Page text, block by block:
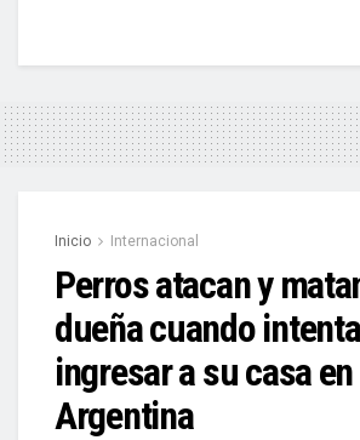
Inicio Internacional
Perros atacan y
dueña cuando
ingresar a su casa en
Argentina